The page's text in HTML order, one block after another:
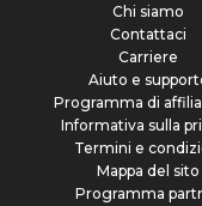
Chi siamo
Contattaci
Carriere
Aiuto e
Programma di
Informativa sulla
Termini e
Mappa del sito
Programma